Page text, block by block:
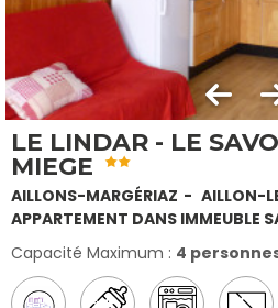
LE LINDAR - LE
MIEGE
AILLONS-MARGÉRIAZ
AILLON-
APPARTEMENT DANS IMMEUBLE
Capacité Maximum : 4